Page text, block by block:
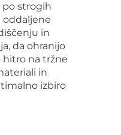
DHL
po strogih
oddaljene
in
da ohranijo
hitro na tržne
in
izbiro